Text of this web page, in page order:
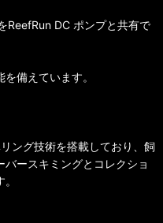
ReefRun DC ポンプと共有で
備えています。
ング技術を搭載しており、飼
ースキミングとコレクショ